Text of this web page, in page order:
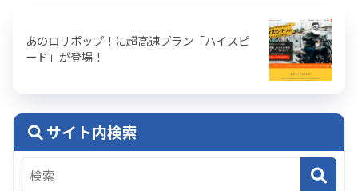
あのロリポップ！に超高速プラン「ハイスピ
ード」が登場！
サイト内検索